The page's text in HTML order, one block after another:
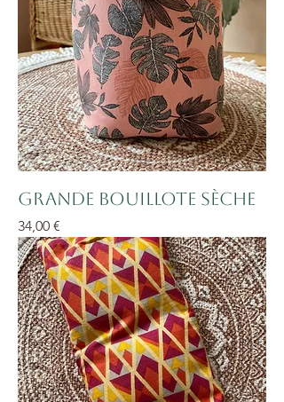
Grande bouillote sèche
Prix
34,00 €